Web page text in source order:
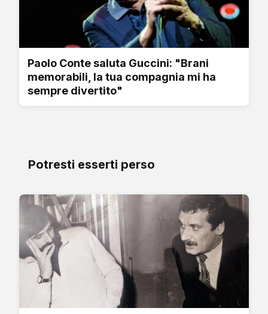
Paolo Conte saluta Guccini: "Brani
memorabili, la tua compagnia mi ha
sempre divertito"
Potresti esserti perso